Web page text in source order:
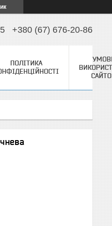
+380 (67) 676-20-86
ПОЛІТИКА